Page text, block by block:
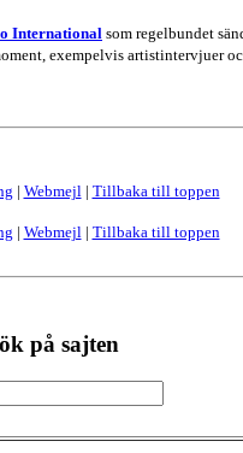
International som regelbundet
exempelvis artistintervjuer
| Webmejl | Tillbaka till toppen
| Webmejl | Tillbaka till toppen
på sajten